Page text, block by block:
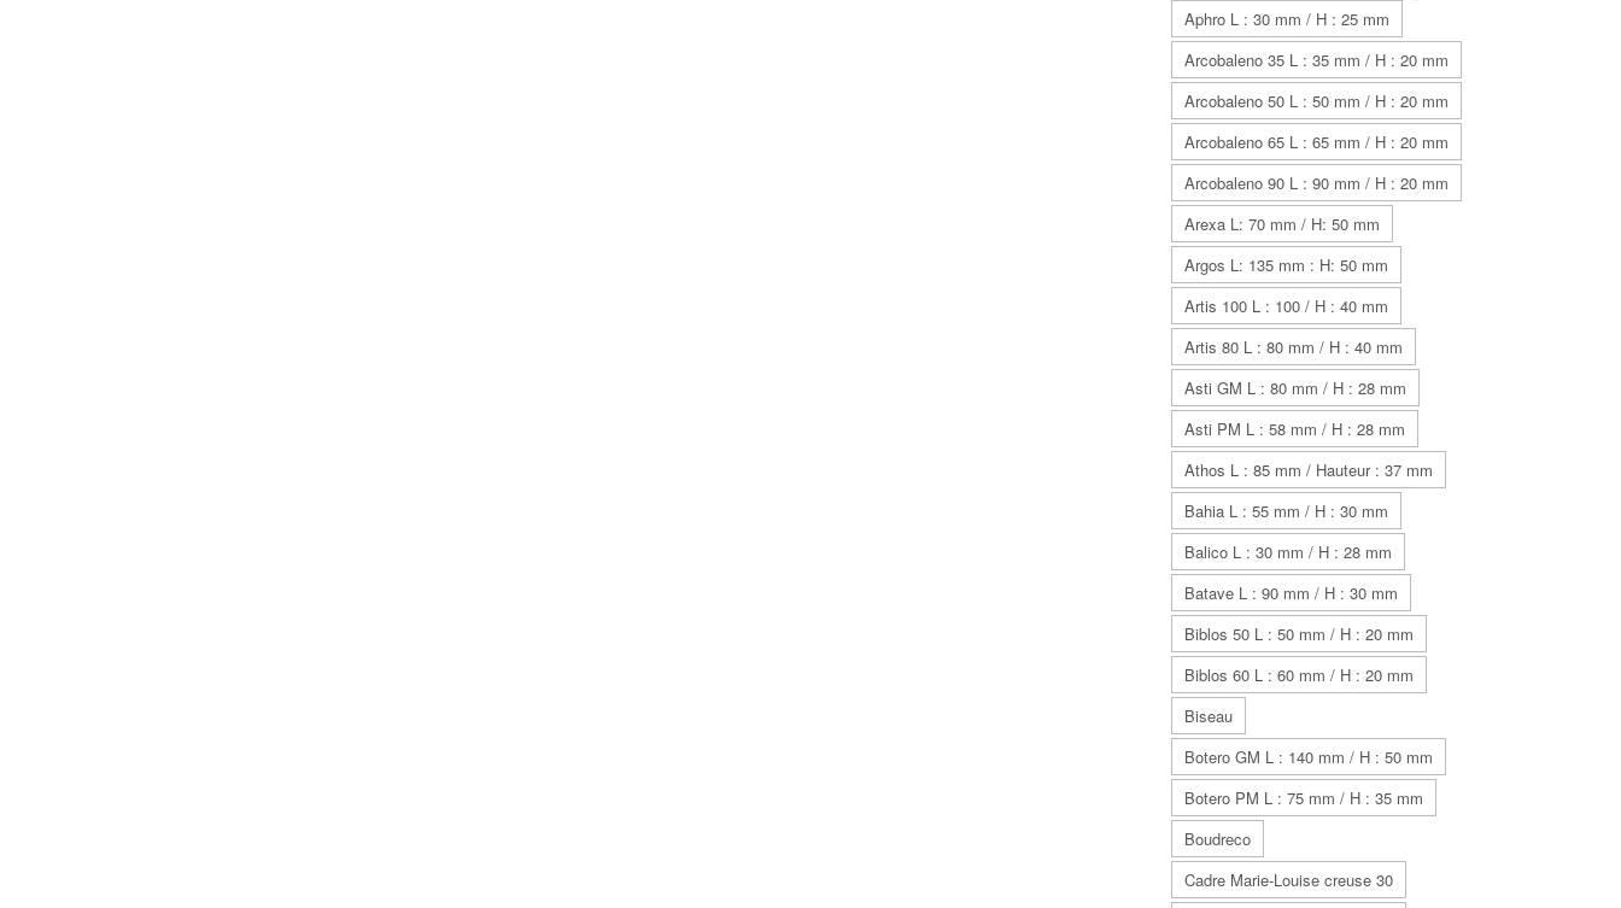
Aphro L : 30 mm / H : 25 mm
Arcobaleno 35 L : 35 mm / H : 20 mm
Arcobaleno 50 L : 50 mm / H : 20 mm
Arcobaleno 65 L : 65 mm / H : 20 mm
Arcobaleno 90 L : 90 mm / H : 20 mm
Arexa L: 70 mm / H: 50 mm
Argos L: 135 mm : H: 50 mm
Artis 100 L : 100 / H : 40 mm
Artis 80 L : 80 mm / H : 40 mm
Asti GM L : 80 mm / H : 28 mm
Asti PM L : 58 mm / H : 28 mm
Athos L : 85 mm / Hauteur : 37 mm
Bahia L : 55 mm / H : 30 mm
Balico L : 30 mm / H : 28 mm
Batave L : 90 mm / H : 30 mm
Biblos 50 L : 50 mm / H : 20 mm
Biblos 60 L : 60 mm / H : 20 mm
Biseau
Botero GM L : 140 mm / H : 50 mm
Botero PM L : 75 mm / H : 35 mm
Boudreco
Cadre Marie-Louise creuse 30